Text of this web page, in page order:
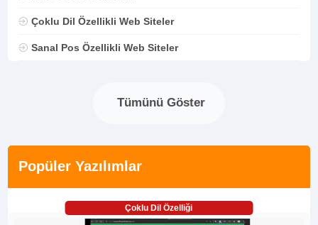
Çoklu Dil Özellikli Web Siteler
Sanal Pos Özellikli Web Siteler
Tümünü Göster
Popüler Yazılımlar
Çoklu Dil Özelliği